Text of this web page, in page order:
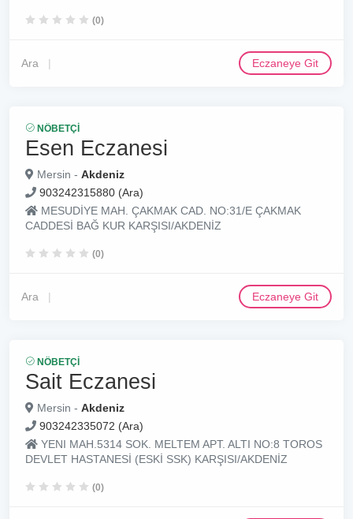
(0)
Ara Eczaneye Git
NÖBETÇI
Esen Eczanesi
Mersin - Akdeniz
903242315880 (Ara)
MESUDİYE MAH. ÇAKMAK CAD. NO:31/E ÇAKMAK
CADDESİ BAĞ KUR KARŞISI/AKDENİZ
(0)
Ara Eczaneye Git
NÖBETÇI
Sait Eczanesi
Mersin - Akdeniz
903242335072 (Ara)
YENI MAH.5314 SOK. MELTEM APT. ALTI NO:8 TOROS
DEVLET HASTANESİ (ESKİ SSK) KARŞISI/AKDENİZ
(0)